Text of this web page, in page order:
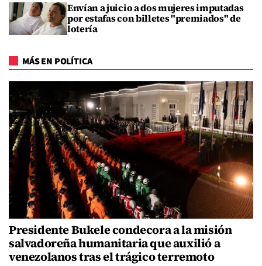
Envían a juicio a dos mujeres imputadas
por estafas con billetes "premiados" de
lotería
MÁS EN POLÍTICA
Presidente Bukele condecora a la misión
salvadoreña humanitaria que auxilió a
venezolanos tras el trágico terremoto